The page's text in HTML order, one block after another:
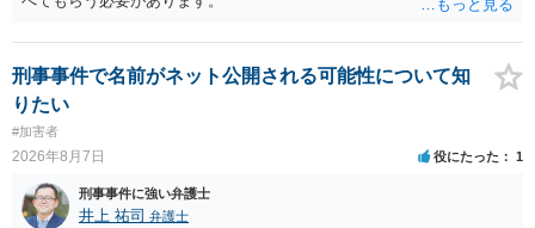
が成立することが前提ですので，不起訴とする理由としても前提を欠
いています。不起訴にするにしても，不起訴の可能性はありません。
あえて不起訴の理由を挙げるなら，「嫌疑不十分」か「嫌疑なし」で
す。
刑事事件で名前がネット公開される可能性について知
りたい
#加害者
2026年8月7日 役にたった 1
刑事事件に強い弁護士
井上 祐司 弁護士